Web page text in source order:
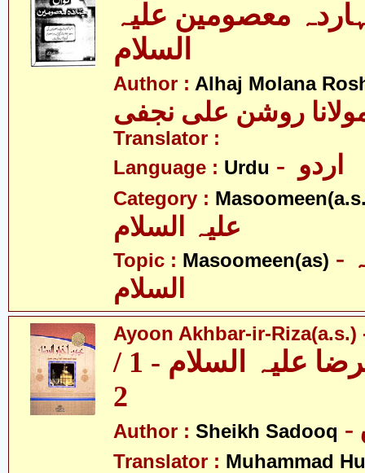
معصومین علیہ
السلام
Author : Alhaj Molana
Translator :
Language : Urdu
Category :
Topic : Masoomeen(as) - معصومین علیہ
السلام
Ayoon Akhbar-ir-Riza(a.s.)
عیون اخبار الرضا علیہ السلام - 1 /
2
Author : Sheikh Sadooq
Translator : Muhammad